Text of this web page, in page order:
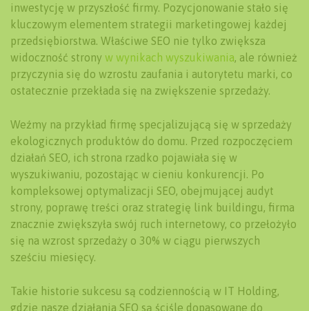
inwestycję w przyszłość firmy. Pozycjonowanie stało się
kluczowym elementem strategii marketingowej każdej
przedsiębiorstwa. Właściwe SEO nie tylko zwiększa
widoczność strony w wynikach wyszukiwania, ale również
przyczynia się do wzrostu zaufania i autorytetu marki, co
ostatecznie przekłada się na zwiększenie sprzedaży.
Weźmy na przykład firmę specjalizującą się w sprzedaży
ekologicznych produktów do domu. Przed rozpoczęciem
działań SEO, ich strona rzadko pojawiała się w
wyszukiwaniu, pozostając w cieniu konkurencji. Po
kompleksowej optymalizacji SEO, obejmującej audyt
strony, poprawę treści oraz strategię link buildingu, firma
znacznie zwiększyła swój ruch internetowy, co przełożyło
się na wzrost sprzedaży o 30% w ciągu pierwszych
sześciu miesięcy.
Takie historie sukcesu są codziennością w IT Holding,
gdzie nasze działania SEO są ściśle dopasowane do